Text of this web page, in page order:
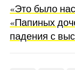
«Это было
«Папиных
падения с